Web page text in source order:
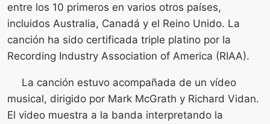
entre los 10 primeros en varios otros países,
incluidos Australia, Canadá y el Reino Unido. La
canción ha sido certificada triple platino por la
Recording Industry Association of America (RIAA).
La canción estuvo acompañada de un vídeo
musical, dirigido por Mark McGrath y Richard Vidan.
El video muestra a la banda interpretando la